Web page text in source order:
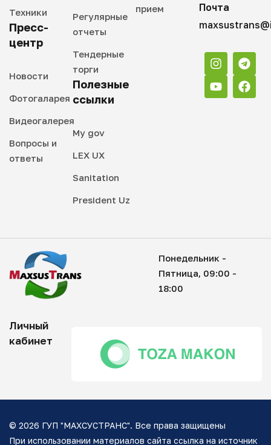
Техники
Пресс-
центр
Новости
Фотогаларея
Видеогалерея
Вопросы и
ответы
Регулярные
отчеты
Тендерные
торги
Полезные
ссылки
My gov
LEX UX
Sanitation
President Uz
прием
Почта
Понедельник -
Пятница, 09:00 -
18:00
Личный
кабинет
© 2026 ГУП "МАХСУСТРАНС". Все права защищены
При использовании материалов сайта ссылка на источник